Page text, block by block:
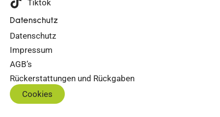
Tiktok
Datenschutz
Datenschutz
Impressum
AGB’s
Rückerstattungen und Rückgaben
Cookies